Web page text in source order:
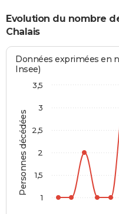
Evolution du nombre
Chalais
Personnes décédées
Données exprimées en
Insee)
1
1,5
2
2,5
3
3,5